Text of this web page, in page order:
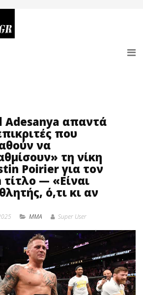
Adesanya απαντά
που
να
τη νίκη
Poirier για τον
— «Είναι
ό,τι κι αν
MMA Super User